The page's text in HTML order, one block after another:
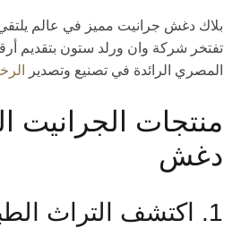
بلاك دغش جرانيت مميز في عالم يلتقي
تفتخر شركة وان ورلد ستون بتقديم
المصري الرائدة في تصنيع وتصدير
منتجات الجرانيت
دغش
1. اكتشف التراث الطبيعي